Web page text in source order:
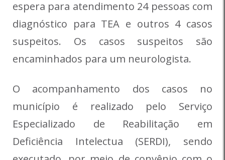
espera para atendimento 24 pessoas com
diagnóstico para TEA e outros 4 casos
suspeitos. Os casos suspeitos são
encaminhados para um neurologista.
O acompanhamento dos casos no
município é realizado pelo Serviço
Especializado de Reabilitação em
Deficiência Intelectua (SERDI), sendo